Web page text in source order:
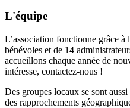
L'équipe
L’association fonctionne grâce à
bénévoles et de 14
accueillons chaque année de
intéresse, contactez-nous !
Des groupes locaux se sont
des rapprochements